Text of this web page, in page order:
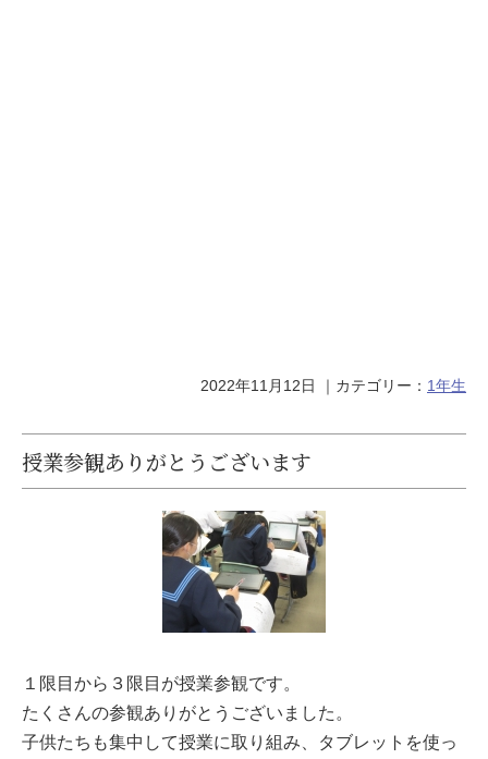
2022年11月12日 ｜カテゴリー： 1年生
授業参観ありがとうございます
１限目から３限目が授業参観です。
たくさんの参観ありがとうございました。
子供たちも集中して授業に取り組み、タブレットを使っ